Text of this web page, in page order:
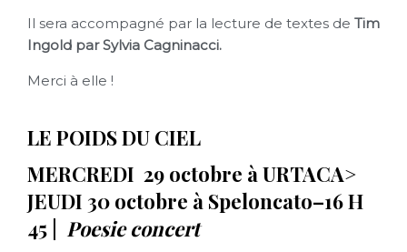
Il sera accompagné par la lecture de textes de Tim
Ingold par Sylvia Cagninacci.
Merci à elle !
LE POIDS DU CIEL
MERCREDI 29 octobre à URTACA>
JEUDI 30 octobre à Speloncato–16 H
45 | Poesie concert